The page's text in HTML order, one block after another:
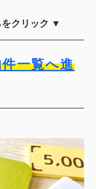
クリック ▼
一覧へ進